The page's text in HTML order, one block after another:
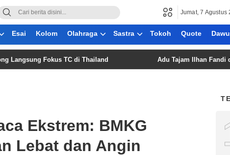
Jumat, 7 Agustus
Esai Kolom Olahraga Sastra Tokoh Quote
Fokus TC di Thailand Adu Tajam Ilhan Fandi dan
Ekstrem: BMKG
Lebat dan Angin